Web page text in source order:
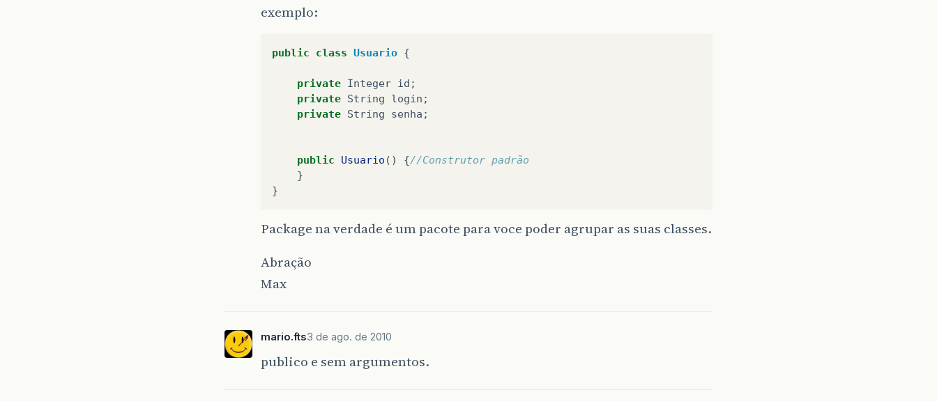
exemplo:
public class Usuario {
private Integer id ;
private String login ;
private String senha ;
public Usuario () {//Construtor padrão
}
}
Package na verdade é um pacote para voce poder agrupar as suas classes.
Abração
Max
mario.fts3 de ago. de 2010
publico e sem argumentos.